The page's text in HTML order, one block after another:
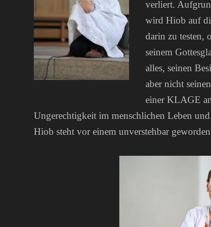
verliert.
wird Hiob auf
darin zu testen,
seinem
alles, seinen
aber nicht
einer KLAGE
Ungerechtigkeit im menschlichen Leben
Hiob steht vor einem unverstehbar